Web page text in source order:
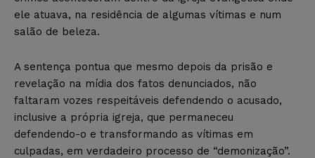
ele atuava, na residência de algumas vítimas e num
salão de beleza.
A sentença pontua que mesmo depois da prisão e
revelação na mídia dos fatos denunciados, não
faltaram vozes respeitáveis defendendo o acusado,
inclusive a própria igreja, que permaneceu
defendendo-o e transformando as vítimas em
culpadas, em verdadeiro processo de “demonização”.